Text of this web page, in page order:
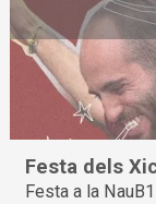
Festa dels
Festa a la